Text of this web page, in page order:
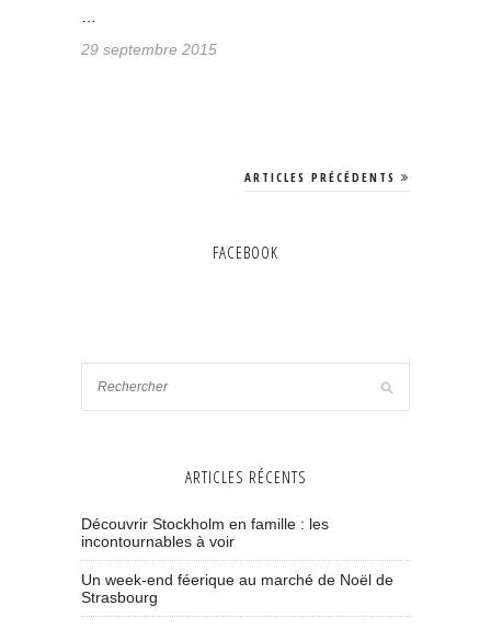
29 septembre 2015
ARTICLES PRÉCÉDENTS
FACEBOOK
ARTICLES RÉCENTS
Découvrir Stockholm en famille : les
incontournables à voir
Un week-end féerique au marché de Noël de
Strasbourg